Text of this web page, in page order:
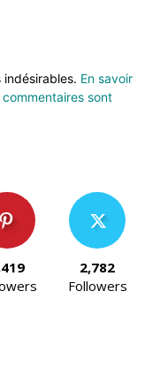
En savoir
sont
2,782
Followers